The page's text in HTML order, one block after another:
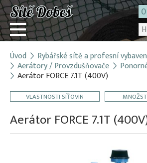
Přihlásit
Registrace
E-shop
O firmě
Kontakt
Úvod Rybářské sítě a profesní
Aerátory / Provzdušňovače
Aerátor FORCE 7.1T (400V)
VLASTNOSTI SÍŤOVIN
Aerátor FORCE 7.1T